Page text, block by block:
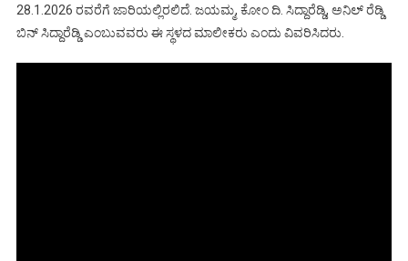
28.1.2026 ರವರೆಗೆ ಜಾರಿಯಲ್ಲಿರಲಿದೆ. ಜಯಮ್ಮ, ಕೋಂ ದಿ. ಸಿದ್ದಾರೆಡ್ಡಿ, ಅನಿಲ್ ರೆಡ್ಡಿ
ಬಿನ್ ಸಿದ್ದಾರೆಡ್ಡಿ ಎಂಬುವವರು ಈ ಸ್ಥಳದ ಮಾಲೀಕರು ಎಂದು ವಿವರಿಸಿದರು.